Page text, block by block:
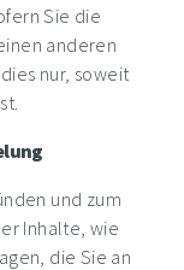
Sie die
anderen
nur, soweit
und zum
Inhalte, wie
die Sie an